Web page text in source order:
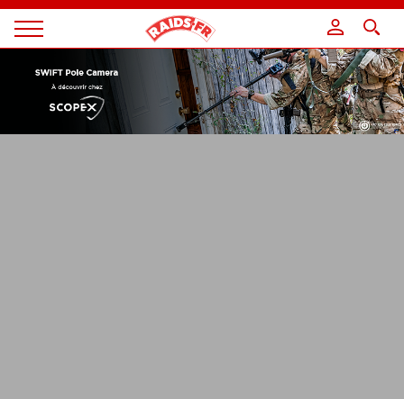
Magazine
Panneau de gestion des cookies